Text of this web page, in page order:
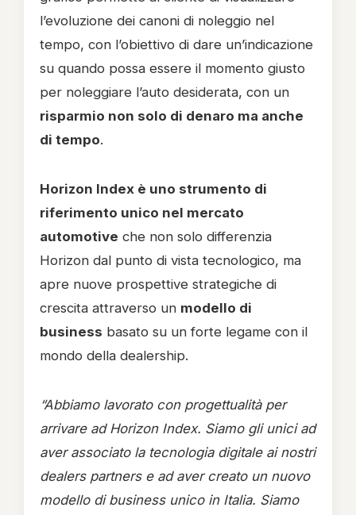
l’evoluzione dei canoni di noleggio nel
tempo, con l’obiettivo di dare un’indicazione
su quando possa essere il momento giusto
per noleggiare l’auto desiderata, con un
risparmio non solo di denaro ma anche
di tempo.
Horizon Index è uno strumento di
riferimento unico nel mercato
automotive che non solo differenzia
Horizon dal punto di vista tecnologico, ma
apre nuove prospettive strategiche di
crescita attraverso un modello di
business basato su un forte legame con il
mondo della dealership.
“Abbiamo lavorato con progettualità per
arrivare ad Horizon Index. Siamo gli unici ad
aver associato la tecnologia digitale ai nostri
dealers partners e ad aver creato un nuovo
modello di business unico in Italia. Siamo